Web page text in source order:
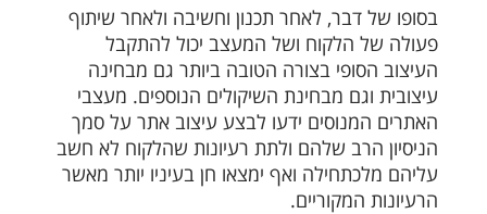
בסופו של דבר, לאחר תכנון וחשיבה ולאחר שיתוף
פעולה של הלקוח ושל המעצב יכול להתקבל
העיצוב הסופי בצורה הטובה ביותר גם מבחינה
עיצובית וגם מבחינת השיקולים הנוספים. מעצבי
האתרים המנוסים ידעו לבצע עיצוב אתר על סמך
הניסיון הרב שלהם ולתת רעיונות שהלקוח לא חשב
עליהם מלכתחילה ואף ימצאו חן בעיניו יותר מאשר
הרעיונות המקוריים.